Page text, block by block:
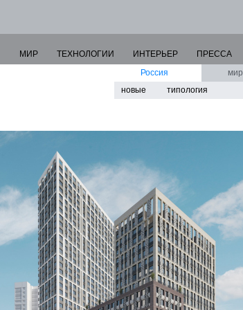
МИР ТЕХНОЛОГИИ ИНТЕРЬЕР ПРЕССА
Россия
новые
типология
мир